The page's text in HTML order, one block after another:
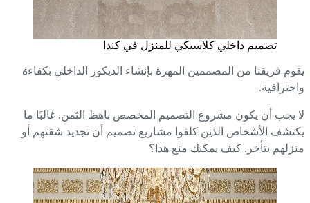
تصميم داخلي كلاسيكي للمنزل في كندا
فريقنا من المصممين المهرة بإنشاء الديكور الداخلي بكفاءة
يجب أن يكون مشروع التصميم المخصص باهظ الثمن. غالبًا ما
الأشخاص الذين كلفوا مشاريع تصميم أن تجديد شقتهم أو
يتأخر. كيف يمكنك منع هذا؟